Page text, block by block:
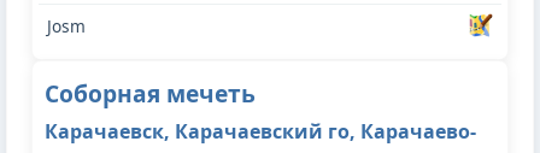
Соборная мечеть
Карачаевск, Карачаевский го, Карачаево-